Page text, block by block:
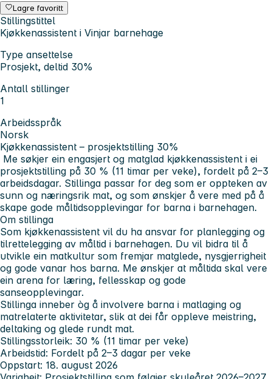
Lagre favoritt
Stillingstittel
Kjøkkenassistent i Vinjar barnehage
Type ansettelse
Prosjekt, deltid 30%
Antall stillinger
1
Arbeidsspråk
Norsk
Kjøkkenassistent – prosjektstilling 30%
Me søkjer ein engasjert og matglad kjøkkenassistent i ei
prosjektstilling på 30 % (11 timar per veke), fordelt på 2–3
arbeidsdagar. Stillinga passar for deg som er oppteken av
sunn og næringsrik mat, og som ønskjer å vere med på å
skape gode måltidsopplevingar for barna i barnehagen.
Om stillinga
Som kjøkkenassistent vil du ha ansvar for planlegging og
tilrettelegging av måltid i barnehagen. Du vil bidra til å
utvikle ein matkultur som fremjar matglede, nysgjerrigheit
og gode vanar hos barna. Me ønskjer at måltida skal vere
ein arena for læring, fellesskap og gode
sanseopplevingar.
Stillinga inneber òg å involvere barna i matlaging og
matrelaterte aktivitetar, slik at dei får oppleve meistring,
deltaking og glede rundt mat.
Stillingsstorleik: 30 % (11 timar per veke)
Arbeidstid: Fordelt på 2–3 dagar per veke
Oppstart: 18. august 2026